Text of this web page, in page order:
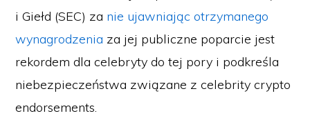
i Giełd (SEC) za nie ujawniając otrzymanego
wynagrodzenia za jej publiczne poparcie jest
rekordem dla celebryty do tej pory i podkreśla
niebezpieczeństwa związane z celebrity crypto
endorsements.